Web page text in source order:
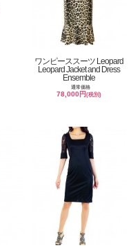
ワンピーススーツ Leopard
Leopard Jacket and Dress
Ensemble
通常価格
78,000円(税別)